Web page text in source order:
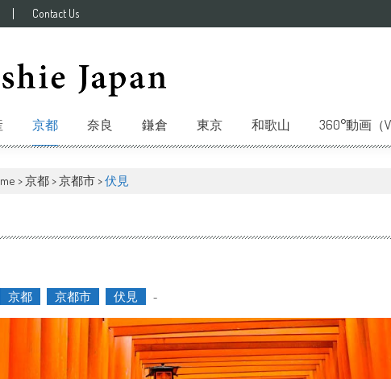
Contact Us
京都 奈良 鎌倉 東京 和歌山 360°動画（
>京都>京都市>伏見
京都 京都市 伏見 -